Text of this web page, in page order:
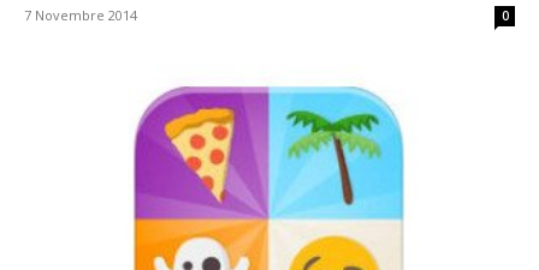
7 Novembre 2014 0